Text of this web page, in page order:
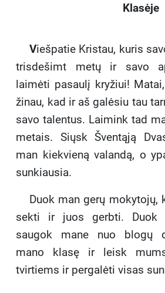
Klasėje
Viešpatie Kristau, kuris
trisdešimt metų ir savo
laimėti pasaulį kryžiui!
žinau, kad ir aš galėsiu tau
savo talentus. Laimink tad
metais. Siųsk Šventąją
man kiekvieną valandą, o
sunkiausia.
Duok man gerų mokytojų,
sekti ir juos gerbti. Duok
saugok mane nuo blogų
mano klasę ir leisk
tvirtiems ir pergalėti visas